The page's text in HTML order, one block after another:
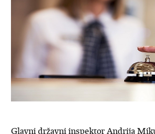
Glavni državni inspektor Andrija